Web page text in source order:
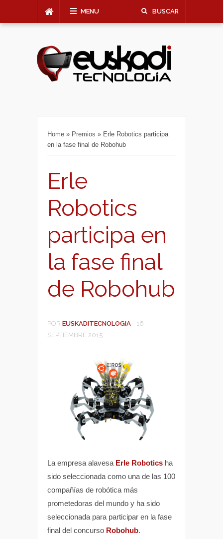
MENU BUSCAR
Home » Premios » Erle Robotics participa
en la fase final de Robohub
Erle
Robotics
participa en
la fase final
de Robohub
POR EUSKADITECNOLOGIA - 16
SEPTIEMBRE 2015
La empresa alavesa Erle Robotics ha
sido seleccionada como una de las 100
compañías de robótica más
prometedoras del mundo y ha sido
seleccionada para participar en la fase
final del concurso Robohub.